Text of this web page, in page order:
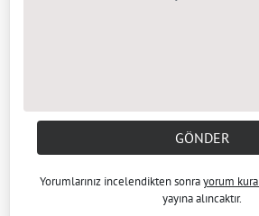
GÖNDER
Yorumlarınız incelendikten sonrayorum
yayına alıncaktır.